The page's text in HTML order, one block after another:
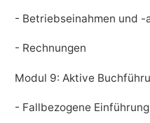
- Betriebseinahmen und -
- Rechnungen
Modul 9: Aktive
- Fallbezogene